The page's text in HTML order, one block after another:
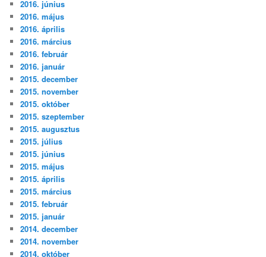
2016. június
2016. május
2016. április
2016. március
2016. február
2016. január
2015. december
2015. november
2015. október
2015. szeptember
2015. augusztus
2015. július
2015. június
2015. május
2015. április
2015. március
2015. február
2015. január
2014. december
2014. november
2014. október